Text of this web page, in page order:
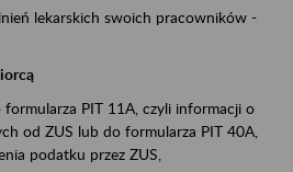
lekarskich swoich pracowników -
formularza PIT 11A, czyli informacji o
od ZUS lub do formularza PIT 40A,
podatku przez ZUS,